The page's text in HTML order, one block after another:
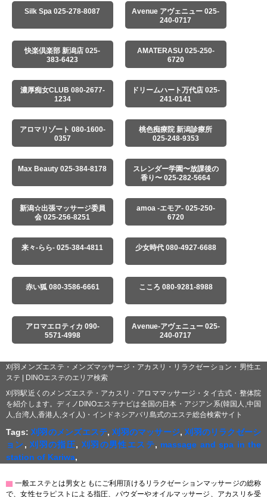
Silk Spa 025-278-8087
Avenue アヴェニュー 025-
240-0717
快楽倶楽部 新潟店 025-
383-6423
AMATERASU 025-250-
6720
濃厚痴女CLUB 080-2677-
1234
ドリームハート万代店 025-
241-0141
アロマリゾート 080-1600-
0357
桃色痴療院 新潟診療所
025-248-9353
Max Beauty 025-384-8178
スレンダー学園〜放課後の
香り〜 025-282-5664
新潟☆出張マッサージ委員
会 025-256-8251
amoa -エモア- 025-250-
6720
来々-らら- 025-384-4811 少女時代 080-4927-6688
赤い狐 080-3586-6661 こころ 080-9281-8988
アロマエロティカ 090-
5571-4998
Avenue-アヴェニュー 025-
240-0717
刈羽メンズエステ・メンズマッサージ・アカスリ・リラクゼーション・男性エ
ステ | DINOエステのエリア検索
刈羽駅近くのメンズエステ・アカスリ・アロママッサージ・タイ古式・整体院
を紹介します。ディノDINOエステナビは全国の日本・アジアン系(韓国人,中国
人,台湾人,香港人,タイ人)・インドネシアバリ島式のエステ総合検索サイト
Tags:刈羽のメンズエステ,刈羽のマッサージ,刈羽のリラクゼーシ
ョン,刈羽の指圧, 刈羽の男性エステ, massage and spa in the
station of Kariwa,
▇ 一般エステとは男女ともにご利用頂けるリラクゼーションマッサージの総称
で、女性セラピストによる指圧、パウダーやオイルマッサージ、アカスリを受